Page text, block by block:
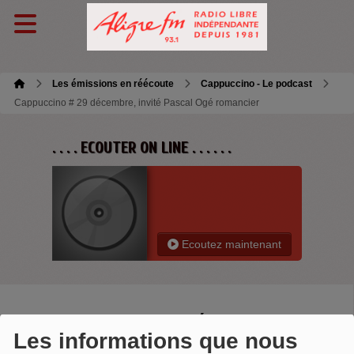
Les informations que nous
Les émissions en réécoute
Cappuccino - Le podcast
Cappuccino # 29 décembre, invité Pascal Ogé romancier
. . . . ECOUTER ON LINE . . . . . .
Ecoutez maintenant
CAPPUCCINO # 29 DÉCEMBRE,